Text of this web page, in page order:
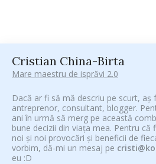
Cristian China-Birta
Mare maestru de isprăvi 2.0
Dacă ar fi să mă descriu pe scurt, aș
antreprenor, consultant, blogger.
ani în urmă să merg pe această
bune decizii din viața mea. Pentru că
noi și noi provocări și beneficii de
vorbim, dă-mi un mesaj pe
eu :D